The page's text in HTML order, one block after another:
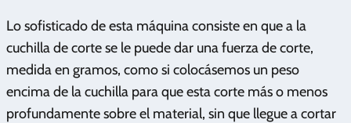
Lo sofisticado de esta máquina consiste en que a la
cuchilla de corte se le puede dar una fuerza de corte,
medida en gramos, como si colocásemos un peso
encima de la cuchilla para que esta corte más o menos
profundamente sobre el material, sin que llegue a cortar